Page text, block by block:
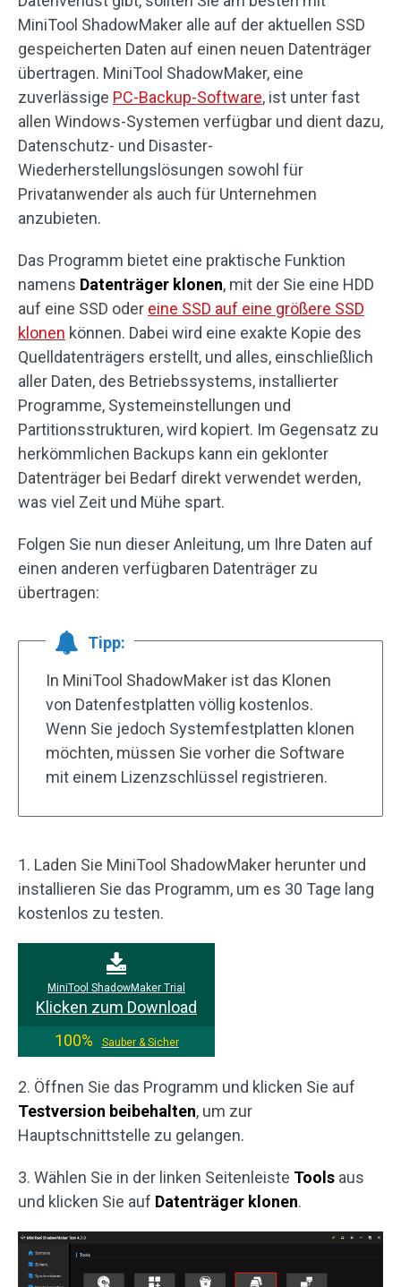
MiniTool ShadowMaker alle auf der aktuellen SSD
gespeicherten Daten auf einen neuen Datenträger
übertragen. MiniTool ShadowMaker, eine
zuverlässige PC-Backup-Software, ist unter fast
allen Windows-Systemen verfügbar und dient dazu,
Datenschutz- und Disaster-
Wiederherstellungslösungen sowohl für
Privatanwender als auch für Unternehmen
anzubieten.
Das Programm bietet eine praktische Funktion
namens Datenträger klonen, mit der Sie eine HDD
auf eine SSD oder eine SSD auf eine größere SSD
klonen können. Dabei wird eine exakte Kopie des
Quelldatenträgers erstellt, und alles, einschließlich
aller Daten, des Betriebssystems, installierter
Programme, Systemeinstellungen und
Partitionsstrukturen, wird kopiert. Im Gegensatz zu
herkömmlichen Backups kann ein geklonter
Datenträger bei Bedarf direkt verwendet werden,
was viel Zeit und Mühe spart.
Folgen Sie nun dieser Anleitung, um Ihre Daten auf
einen anderen verfügbaren Datenträger zu
übertragen:
Tipp:
In MiniTool ShadowMaker ist das Klonen
von Datenfestplatten völlig kostenlos.
Wenn Sie jedoch Systemfestplatten klonen
möchten, müssen Sie vorher die Software
mit einem Lizenzschlüssel registrieren.
1. Laden Sie MiniTool ShadowMaker herunter und
installieren Sie das Programm, um es 30 Tage lang
kostenlos zu testen.
MiniTool ShadowMaker Trial
Klicken zum Download
100%
Sauber & Sicher
2. Öffnen Sie das Programm und klicken Sie auf
Testversion beibehalten, um zur
Hauptschnittstelle zu gelangen.
3. Wählen Sie in der linken Seitenleiste Tools aus
und klicken Sie auf Datenträger klonen.